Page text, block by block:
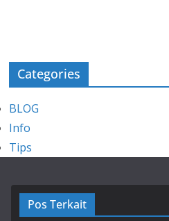
Categories
BLOG
Info
Tips
Pos Terkait